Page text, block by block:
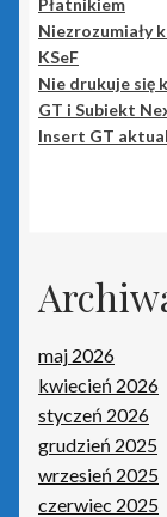
WAPRO by
Zamówienie
Płatnikiem
Niezrozumiały
KSeF
Nie drukuje się
GT i Subiekt
Insert GT
maj 2026
kwiecień 2026
styczeń 2026
grudzień 2025
wrzesień 2025
czerwiec 2025